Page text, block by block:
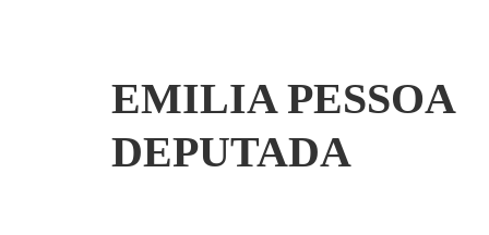
EMILIA PESSOA
DEPUTADA